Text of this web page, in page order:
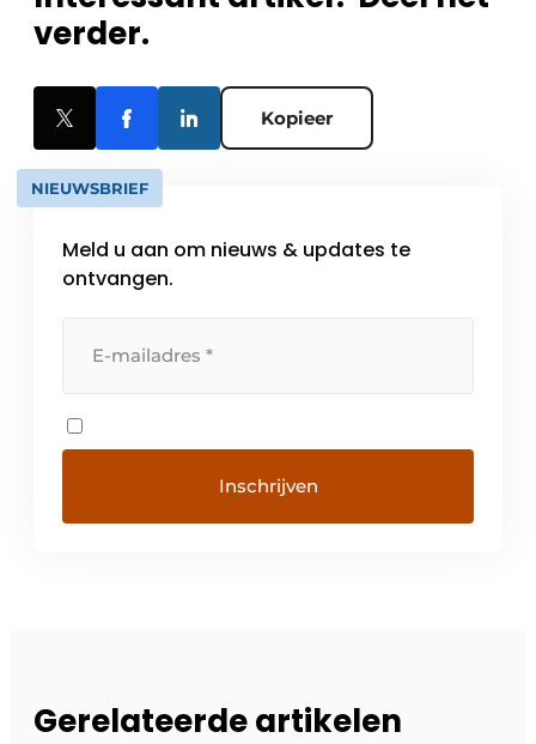
verder.
Kopieer
NIEUWSBRIEF
Meld u aan om nieuws & updates te
ontvangen.
Gerelateerde artikelen